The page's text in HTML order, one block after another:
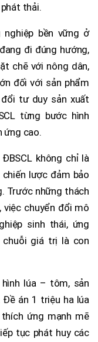
thải.
bền vững ở
đi đúng hướng,
chẽ với nông dân,
đối với sản phẩm
tư duy sản xuất
từng bước hình
ứng cao.
không chỉ là
lược đảm bảo
Trước những thách
việc chuyển đổi mô
sinh thái, ứng
giá trị là con
lúa – tôm, sản
án 1 triệu ha lúa
ứng mạnh mẽ
tục phát huy các